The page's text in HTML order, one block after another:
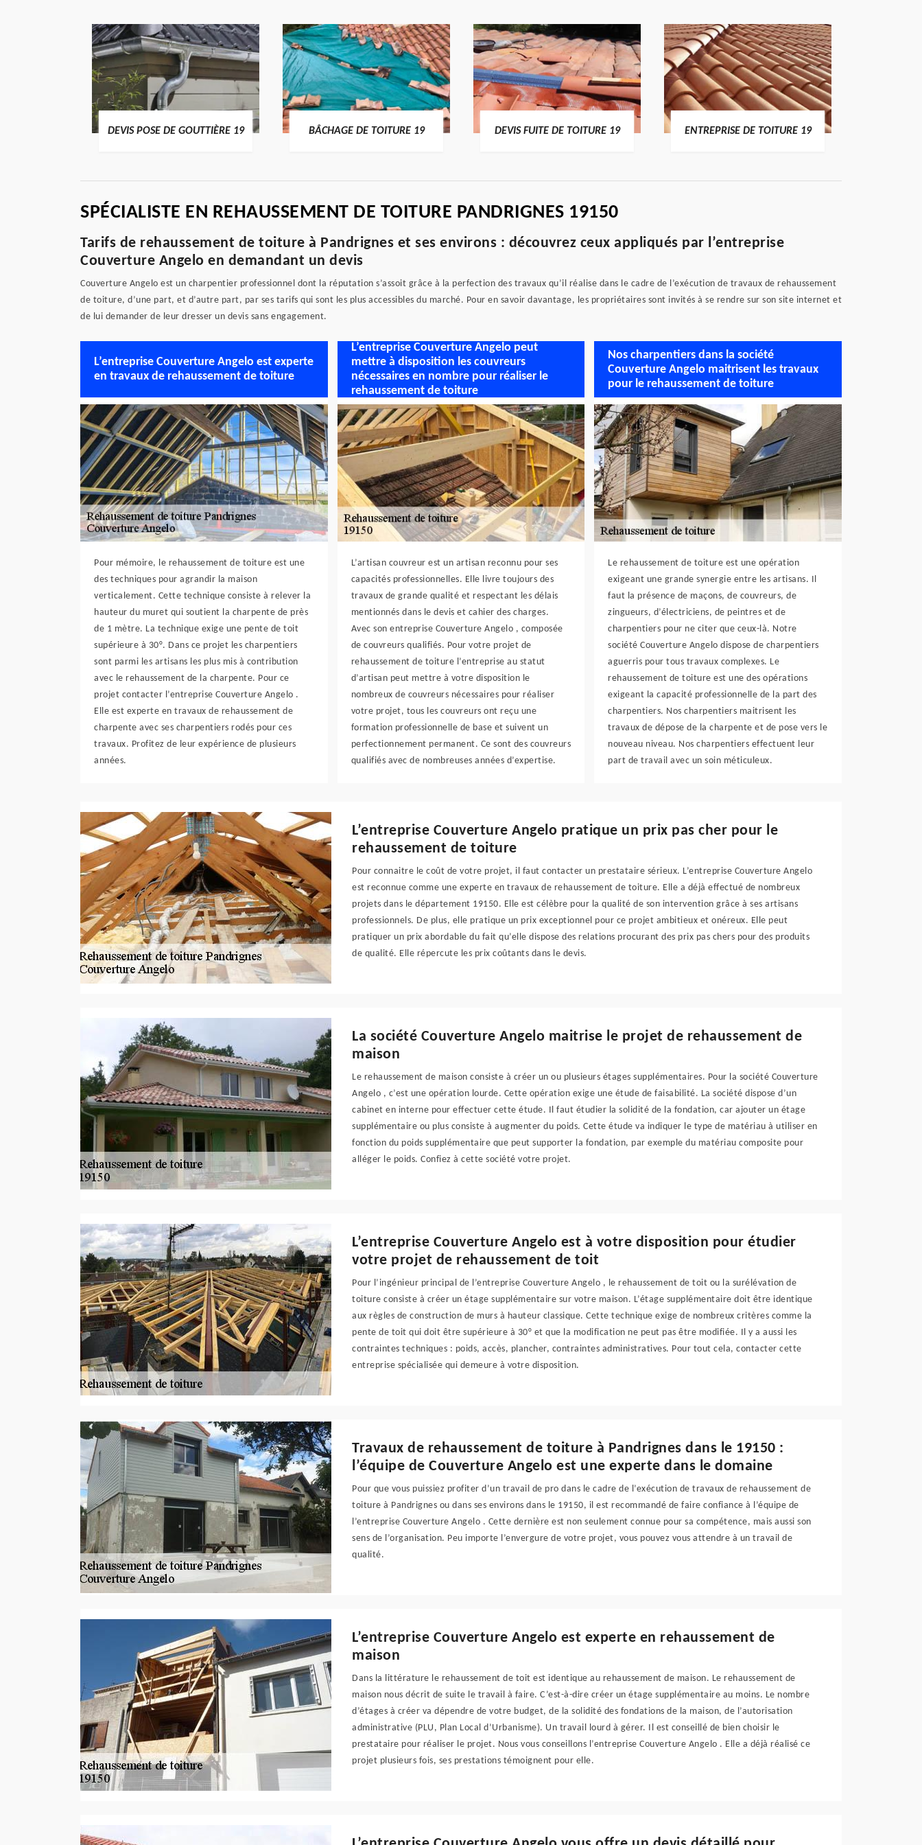
DEVIS POSE DE GOUTTIÈRE 19 BÂCHAGE DE TOITURE 19 DEVIS FUITE DE TOITURE 19 ENTREPRISE DE TOITURE 19
SPÉCIALISTE EN REHAUSSEMENT DE TOITURE PANDRIGNES 19150
Tarifs de rehaussement de toiture à Pandrignes et ses environs : découvrez ceux appliqués par l’entreprise
Couverture Angelo en demandant un devis
Couverture Angelo est un charpentier professionnel dont la réputation s’assoit grâce à la perfection des travaux qu’il réalise dans le cadre de l’exécution de travaux de rehaussement
de toiture, d’une part, et d’autre part, par ses tarifs qui sont les plus accessibles du marché. Pour en savoir davantage, les propriétaires sont invités à se rendre sur son site internet et
de lui demander de leur dresser un devis sans engagement.
L’entreprise Couverture Angelo est experte
en travaux de rehaussement de toiture
Pour mémoire, le rehaussement de toiture est une
des techniques pour agrandir la maison
verticalement. Cette technique consiste à relever la
hauteur du muret qui soutient la charpente de près
de 1 mètre. La technique exige une pente de toit
supérieure à 30°. Dans ce projet les charpentiers
sont parmi les artisans les plus mis à contribution
avec le rehaussement de la charpente. Pour ce
projet contacter l’entreprise Couverture Angelo .
Elle est experte en travaux de rehaussement de
charpente avec ses charpentiers rodés pour ces
travaux. Profitez de leur expérience de plusieurs
années.
L’entreprise Couverture Angelo peut
mettre à disposition les couvreurs
nécessaires en nombre pour réaliser le
rehaussement de toiture
L’artisan couvreur est un artisan reconnu pour ses
capacités professionnelles. Elle livre toujours des
travaux de grande qualité et respectant les délais
mentionnés dans le devis et cahier des charges.
Avec son entreprise Couverture Angelo , composée
de couvreurs qualifiés. Pour votre projet de
rehaussement de toiture l’entreprise au statut
d’artisan peut mettre à votre disposition le
nombreux de couvreurs nécessaires pour réaliser
votre projet, tous les couvreurs ont reçu une
formation professionnelle de base et suivent un
perfectionnement permanent. Ce sont des couvreurs
qualifiés avec de nombreuses années d’expertise.
Nos charpentiers dans la société
Couverture Angelo maitrisent les travaux
pour le rehaussement de toiture
Le rehaussement de toiture est une opération
exigeant une grande synergie entre les artisans. Il
faut la présence de maçons, de couvreurs, de
zingueurs, d’électriciens, de peintres et de
charpentiers pour ne citer que ceux-là. Notre
société Couverture Angelo dispose de charpentiers
aguerris pour tous travaux complexes. Le
rehaussement de toiture est une des opérations
exigeant la capacité professionnelle de la part des
charpentiers. Nos charpentiers maitrisent les
travaux de dépose de la charpente et de pose vers le
nouveau niveau. Nos charpentiers effectuent leur
part de travail avec un soin méticuleux.
L’entreprise Couverture Angelo pratique un prix pas cher pour le
rehaussement de toiture
Pour connaitre le coût de votre projet, il faut contacter un prestataire sérieux. L’entreprise Couverture Angelo
est reconnue comme une experte en travaux de rehaussement de toiture. Elle a déjà effectué de nombreux
projets dans le département 19150. Elle est célèbre pour la qualité de son intervention grâce à ses artisans
professionnels. De plus, elle pratique un prix exceptionnel pour ce projet ambitieux et onéreux. Elle peut
pratiquer un prix abordable du fait qu’elle dispose des relations procurant des prix pas chers pour des produits
de qualité. Elle répercute les prix coûtants dans le devis.
La société Couverture Angelo maitrise le projet de rehaussement de
maison
Le rehaussement de maison consiste à créer un ou plusieurs étages supplémentaires. Pour la société Couverture
Angelo , c’est une opération lourde. Cette opération exige une étude de faisabilité. La société dispose d’un
cabinet en interne pour effectuer cette étude. Il faut étudier la solidité de la fondation, car ajouter un étage
supplémentaire ou plus consiste à augmenter du poids. Cette étude va indiquer le type de matériau à utiliser en
fonction du poids supplémentaire que peut supporter la fondation, par exemple du matériau composite pour
alléger le poids. Confiez à cette société votre projet.
L’entreprise Couverture Angelo est à votre disposition pour étudier
votre projet de rehaussement de toit
Pour l’ingénieur principal de l’entreprise Couverture Angelo , le rehaussement de toit ou la surélévation de
toiture consiste à créer un étage supplémentaire sur votre maison. L’étage supplémentaire doit être identique
aux règles de construction de murs à hauteur classique. Cette technique exige de nombreux critères comme la
pente de toit qui doit être supérieure à 30° et que la modification ne peut pas être modifiée. Il y a aussi les
contraintes techniques : poids, accès, plancher, contraintes administratives. Pour tout cela, contacter cette
entreprise spécialisée qui demeure à votre disposition.
Travaux de rehaussement de toiture à Pandrignes dans le 19150 :
l’équipe de Couverture Angelo est une experte dans le domaine
Pour que vous puissiez profiter d’un travail de pro dans le cadre de l’exécution de travaux de rehaussement de
toiture à Pandrignes ou dans ses environs dans le 19150, il est recommandé de faire confiance à l’équipe de
l’entreprise Couverture Angelo . Cette dernière est non seulement connue pour sa compétence, mais aussi son
sens de l’organisation. Peu importe l’envergure de votre projet, vous pouvez vous attendre à un travail de
qualité.
L’entreprise Couverture Angelo est experte en rehaussement de
maison
Dans la littérature le rehaussement de toit est identique au rehaussement de maison. Le rehaussement de
maison nous décrit de suite le travail à faire. C’est-à-dire créer un étage supplémentaire au moins. Le nombre
d’étages à créer va dépendre de votre budget, de la solidité des fondations de la maison, de l’autorisation
administrative (PLU, Plan Local d’Urbanisme). Un travail lourd à gérer. Il est conseillé de bien choisir le
prestataire pour réaliser le projet. Nous vous conseillons l’entreprise Couverture Angelo . Elle a déjà réalisé ce
projet plusieurs fois, ses prestations témoignent pour elle.